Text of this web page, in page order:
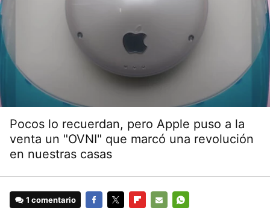
Pocos lo recuerdan, pero Apple puso a la
venta un "OVNI" que marcó una revolución
en nuestras casas
1 comentario